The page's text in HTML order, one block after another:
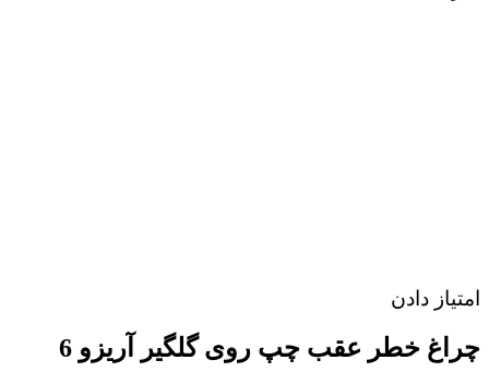
امتیاز دادن
چراغ خطر عقب چپ روی گلگیر آریزو 6